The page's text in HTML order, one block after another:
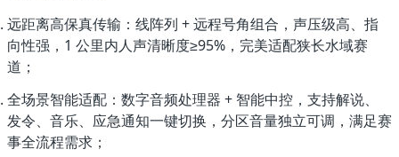
远距离高保真传输 ：线阵列 + 远程号角组合，声压级高、指
向性强，1 公里内人声清晰度≥95%，完美适配狭长水域赛
道；
全场景智能适配 ：数字音频处理器 + 智能中控，支持解说、
发令、音乐、应急通知一键切换，分区音量独立可调，满足赛
事全流程需求；